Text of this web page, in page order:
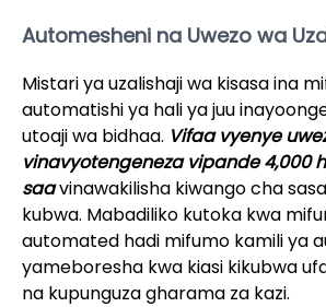
Automesheni na Uwezo wa
Mistari ya uzalishaji wa kisasa ina
automatishi ya hali ya juu
utoaji wa bidhaa. Vifaa vyenye
vinavyotengeneza vipande 4,000
saavinawakilisha kiwango cha
kubwa. Mabadiliko kutoka kwa
automated hadi mifumo kamili ya
yameboresha kwa kiasi kikubwa
na kupunguza gharama za kazi.